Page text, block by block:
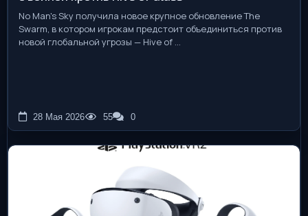
No Man's Sky получила новое крупное обновление The
Swarm, в котором игрокам предстоит объединиться против
новой глобальной угрозы — Hive of ...
28 Мая 2026 55 0